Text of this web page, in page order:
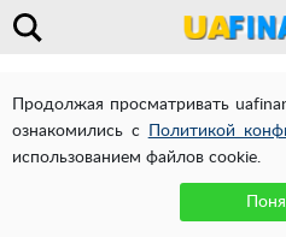
Продолжая просматривать
ознакомились с
Политикой
использованием файлов cookie.